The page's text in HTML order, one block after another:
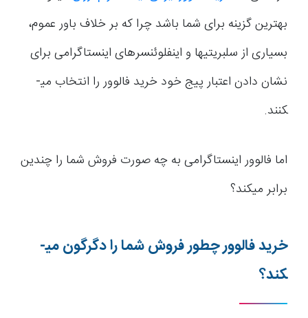
بهترین گزینه برای شما باشد چرا که بر خلاف باور عموم،
بسیاری از سلبریتی­ها و اینفلوئنسرهای اینستاگرامی برای
نشان دادن اعتبار پیج خود خرید فالوور را انتخاب می­
کنند.
اما فالوور اینستاگرامی به چه صورت فروش شما را چندین
برابر می­کند؟
خرید فالوور چطور فروش شما را دگرگون می­
کند؟